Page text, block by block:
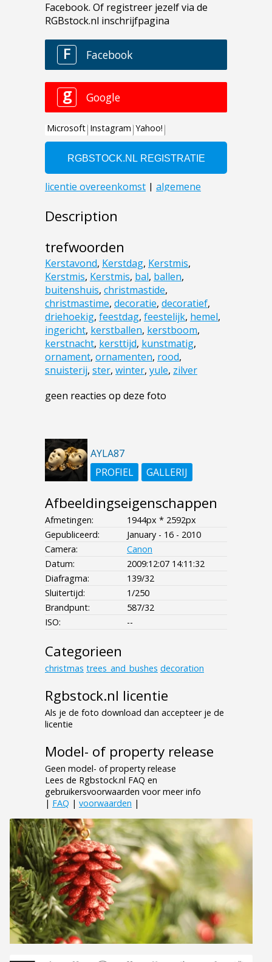
Description
trefwoorden
Kerstavond, Kerstdag, Kerstmis,
Kerstmis, Kerstmis, bal, ballen,
buitenshuis, christmastide,
christmastime, decoratie, decoratief,
driehoekig, feestdag, feestelijk, hemel,
ingericht, kerstballen, kerstboom,
kerstnacht, kersttijd, kunstmatig,
ornament, ornamenten, rood,
snuisterij, ster, winter, yule, zilver
geen reacties op deze foto
AYLA87
PROFIEL
GALLERIJ
Afbeeldingseigenschappen
Afmetingen:
1944px * 2592px
Gepubliceerd:
January - 16 - 2010
Camera:
Canon
Datum:
2009:12:07 14:11:32
Diafragma:
139/32
Sluitertijd:
1/250
Brandpunt:
587/32
ISO:
--
Categorieen
christmas trees_and_bushes decoration
Rgbstock.nl licentie
Als je de foto download dan accepteer je de
licentie
Model- of property release
Geen model- of property release
Lees de Rgbstock.nl FAQ en
gebruikersvoorwaarden voor meer info
| FAQ | voorwaarden |